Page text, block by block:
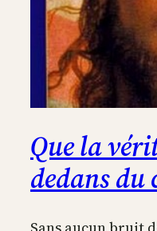
Que la
dedans